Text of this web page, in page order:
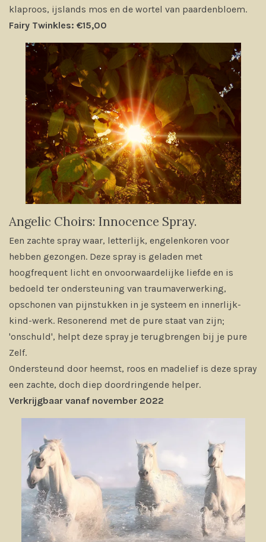
klaproos, ijslands mos en de wortel van paardenbloem.
Fairy Twinkles: €15,00
Angelic Choirs: Innocence Spray.
Een zachte spray waar, letterlijk, engelenkoren voor
hebben gezongen. Deze spray is geladen met
hoogfrequent licht en onvoorwaardelijke liefde en is
bedoeld ter ondersteuning van traumaverwerking,
opschonen van pijnstukken in je systeem en innerlijk-
kind-werk. Resonerend met de pure staat van zijn;
'onschuld', helpt deze spray je terugbrengen bij je pure
Zelf.
Ondersteund door heemst, roos en madelief is deze spray
een zachte, doch diep doordringende helper.
Verkrijgbaar vanaf november 2022